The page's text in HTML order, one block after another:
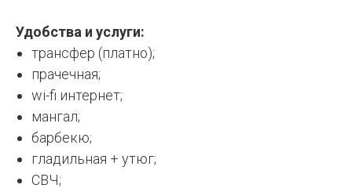
Удобства и услуги:
трансфер (платно);
прачечная;
wi-fi интернет;
мангал;
барбекю;
гладильная + утюг;
СВЧ;